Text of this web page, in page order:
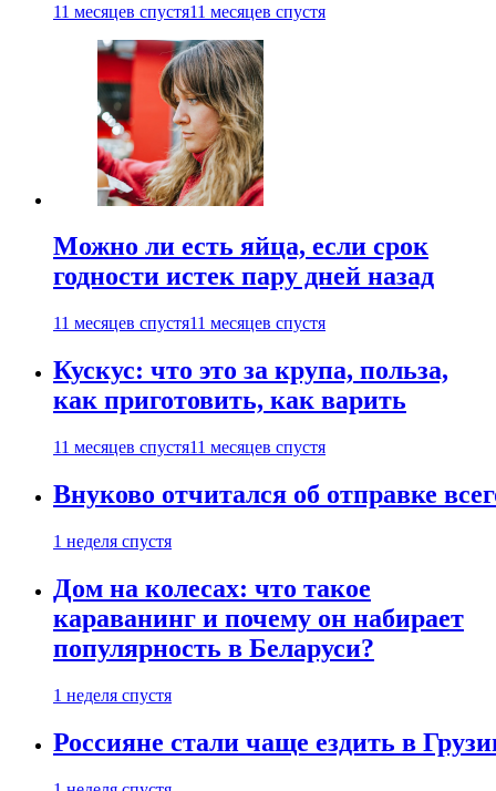
11 месяцев спустя11 месяцев спустя
Можно ли есть яйца, если срок
годности истек пару дней назад
11 месяцев спустя11 месяцев спустя
Кускус: что это за крупа, польза,
как приготовить, как варить
11 месяцев спустя11 месяцев спустя
Внуково отчитался об отправке
1 неделя спустя
Дом на колесах: что такое
караванинг и почему он набирает
популярность в Беларуси?
1 неделя спустя
Россияне стали чаще ездить в